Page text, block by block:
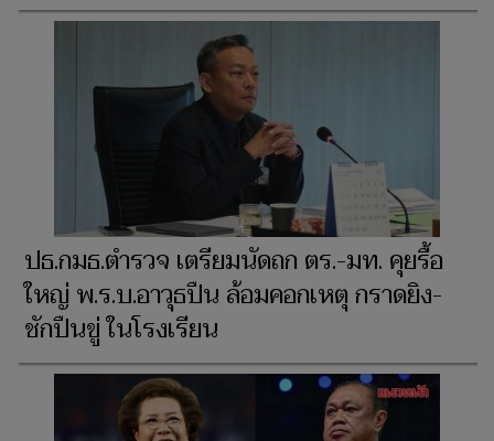
ปธ.กมธ.ตำรวจ เตรียมนัดถก ตร.-มท. คุยรื้อ
ใหญ่ พ.ร.บ.อาวุธปืน ล้อมคอกเหตุ กราดยิง-
ชักปืนขู่ ในโรงเรียน